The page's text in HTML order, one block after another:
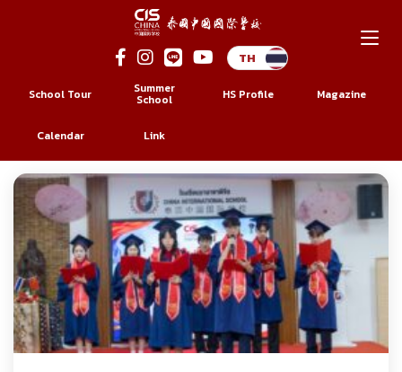
contentSchool Tour Summer
School HS Profile Magazine
Calendar Link
ผู้เขียน:chinis_admin